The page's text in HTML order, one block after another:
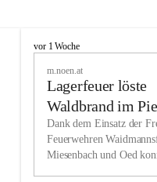
in Miesenbach sowie
und urigen
und liebenswerten Ort.
groß geschrieben
M
h
vor 1 Woche
m.noen.at
Lagerfeuer löste
Waldbrand im
aus
Dank dem Einsatz der
Feuerwehren
Miesenbach und Oed